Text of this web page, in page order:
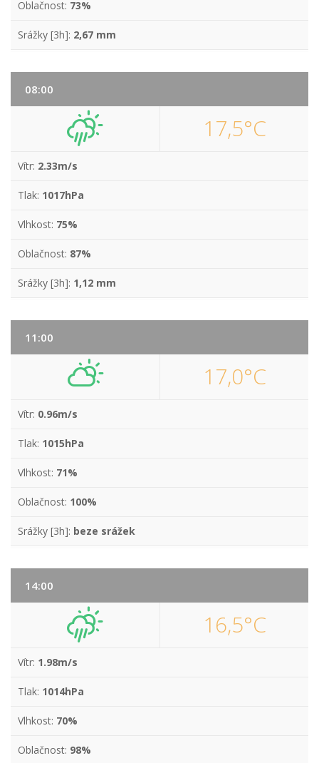
Oblačnost: 73%
Srážky [3h]: 2,67 mm
08:00
17,5°C
Vítr: 2.33m/s
Tlak: 1017hPa
Vlhkost: 75%
Oblačnost: 87%
Srážky [3h]: 1,12 mm
11:00
17,0°C
Vítr: 0.96m/s
Tlak: 1015hPa
Vlhkost: 71%
Oblačnost: 100%
Srážky [3h]: beze srážek
14:00
16,5°C
Vítr: 1.98m/s
Tlak: 1014hPa
Vlhkost: 70%
Oblačnost: 98%